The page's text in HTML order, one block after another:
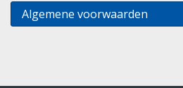
Algemene voorwaarden